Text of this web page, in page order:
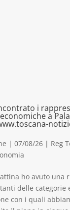
i
a
| 07/08/26| Reg
ho avuto una
delle categorie
con i quali